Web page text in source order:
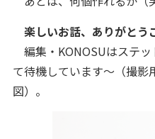
楽しいお話、ありがとう
編集・KONOSUはステ
て待機しています～（撮影
図）。